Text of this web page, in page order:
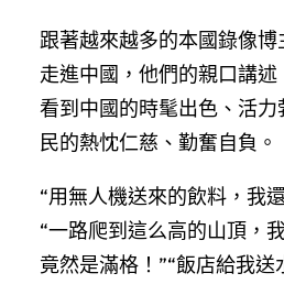
跟著越來越多的本國錄像
走進中國，他們的親口講
看到中國的時髦出色、活力
民的熱忱仁慈、勤奮自負。
“用無人機送來的飲料，我
“一路爬到這么高的山頂，
竟然是滿格！”“飯店給我